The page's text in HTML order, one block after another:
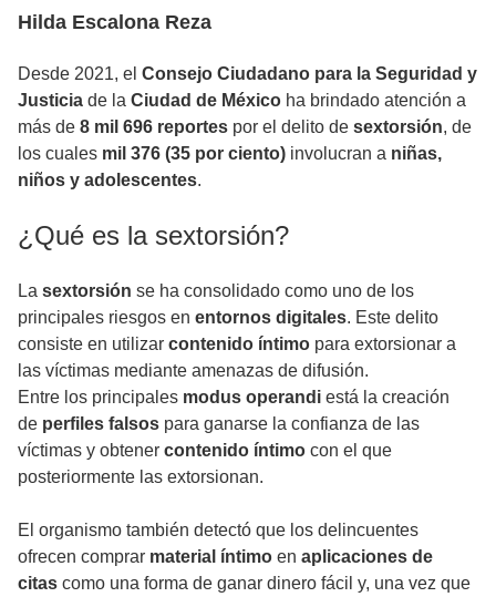
Hilda Escalona Reza
Desde 2021, el Consejo Ciudadano para la Seguridad y
Justicia de la Ciudad de México ha brindado atención a
más de 8 mil 696 reportes por el delito de sextorsión, de
los cuales mil 376 (35 por ciento) involucran a niñas,
niños y adolescentes.
¿Qué es la sextorsión?
La sextorsión se ha consolidado como uno de los
principales riesgos en entornos digitales. Este delito
consiste en utilizar contenido íntimo para extorsionar a
las víctimas mediante amenazas de difusión.
Entre los principales modus operandi está la creación
de perfiles falsos para ganarse la confianza de las
víctimas y obtener contenido íntimo con el que
posteriormente las extorsionan.
El organismo también detectó que los delincuentes
ofrecen comprar material íntimo en aplicaciones de
citas como una forma de ganar dinero fácil y, una vez que